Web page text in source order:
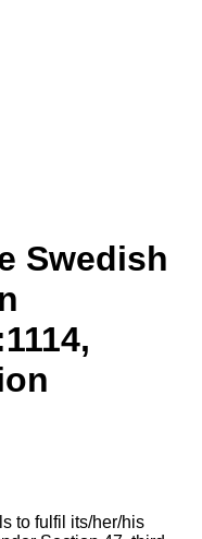
Swedish
to fulfil its/her/his